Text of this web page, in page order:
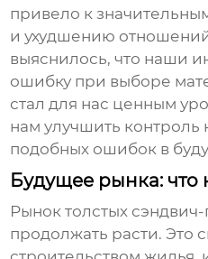
привело к
и ухудшению
выяснилось, что наши
ошибку при выборе
стал для нас ценным
нам улучшить контроль
подобных ошибок в
Будущее рынка: что
Рыноктолстых
продолжать расти. Это